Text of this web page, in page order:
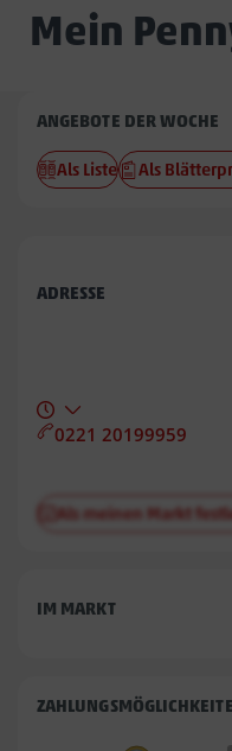
Mein
Penny
Am
Remberg
ANGEBOTE DER WOCHE
Als Liste Als
ADRESSE
0221 20199959
Als meinen Markt
IM MARKT